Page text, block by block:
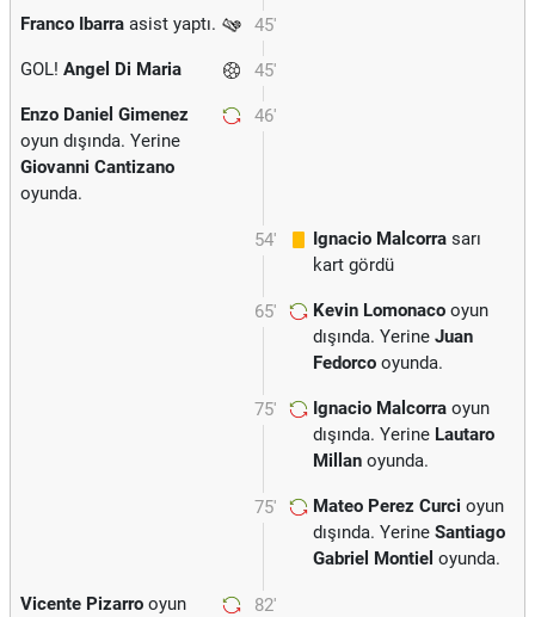
45'
Franco Ibarra asist yaptı.
45'
GOL! Angel Di Maria
46'
Enzo Daniel Gimenez
oyun dışında. Yerine
Giovanni Cantizano
oyunda.
54' Ignacio Malcorra sarı
kart gördü
65' Kevin Lomonaco oyun
dışında. Yerine Juan
Fedorco oyunda.
75' Ignacio Malcorra oyun
dışında. Yerine Lautaro
Millan oyunda.
75' Mateo Perez Curci oyun
dışında. Yerine Santiago
Gabriel Montiel oyunda.
82'
Vicente Pizarro oyun